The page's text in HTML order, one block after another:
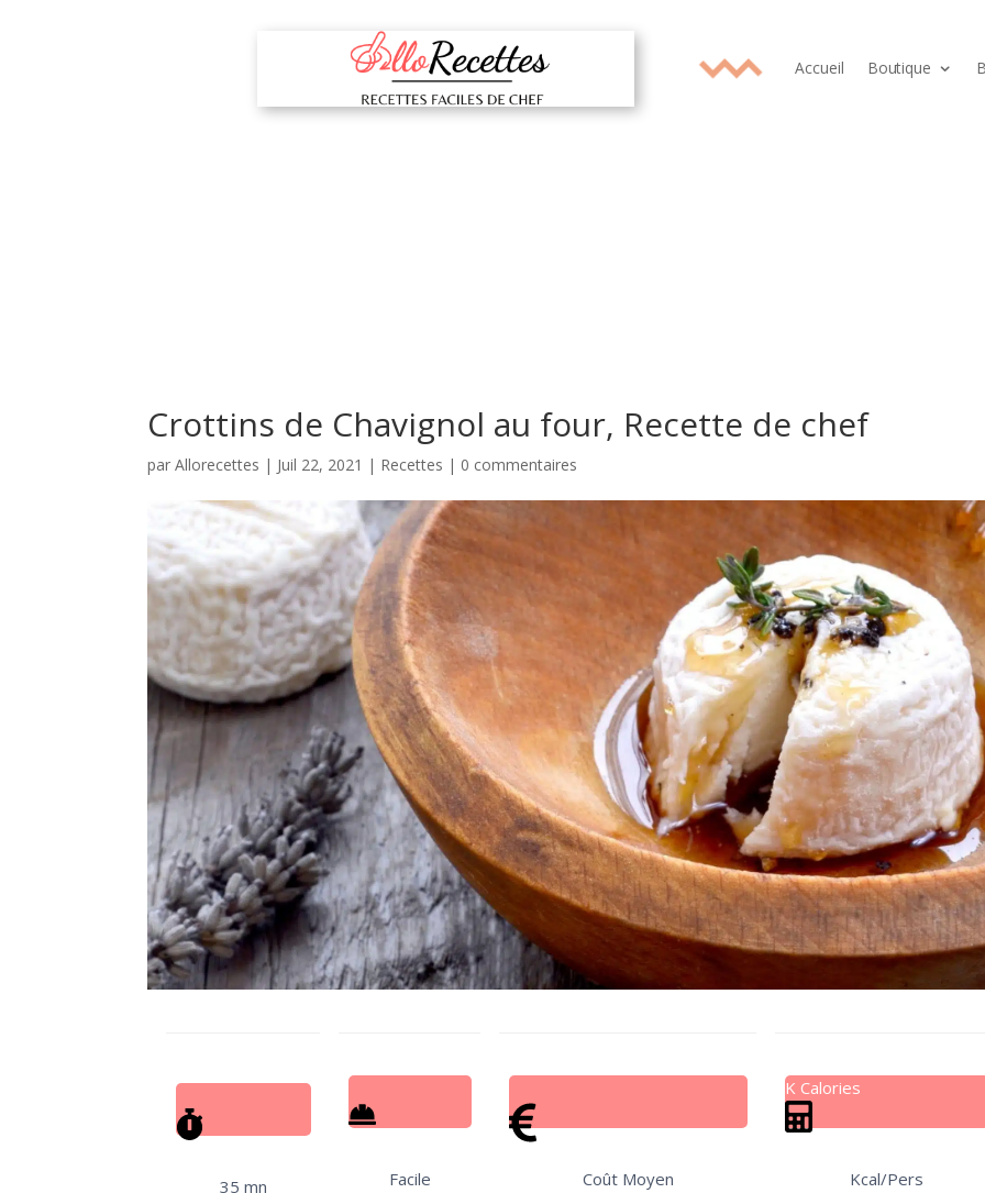
Accueil Boutique
Crottins de Chavignol au four, Recette de chef
parAllorecettes | Juil 22, 2021 | Recettes | 0 commentaires
35 mn Facile Coût Moyen
K Calories
Kcal/Pers